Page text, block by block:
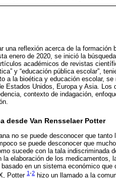
una reflexión acerca de la
enero de 2020, se inició la
académicos de revistas
y “educación pública escolar”,
a la bioética y educación escolar,
Estados Unidos, Europa y Asia.
contexto de indagación,
desde Van Rensselaer Potter
no se puede desconocer que
se puede desconocer que
sucede con la tala indiscriminada
la elaboración de los medicamentos,
en un sistema económico
Potter 1-2 hizo un llamado a la